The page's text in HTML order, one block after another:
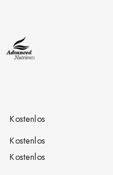
Kostenlos
Kostenlos
Kostenlos